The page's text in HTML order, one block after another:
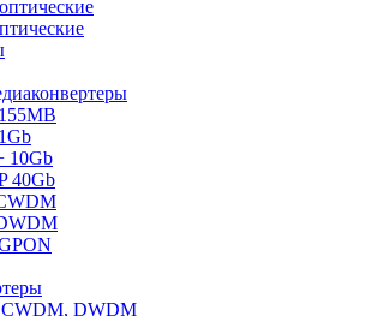
10Gb
40Gb
CWDM, DWDM